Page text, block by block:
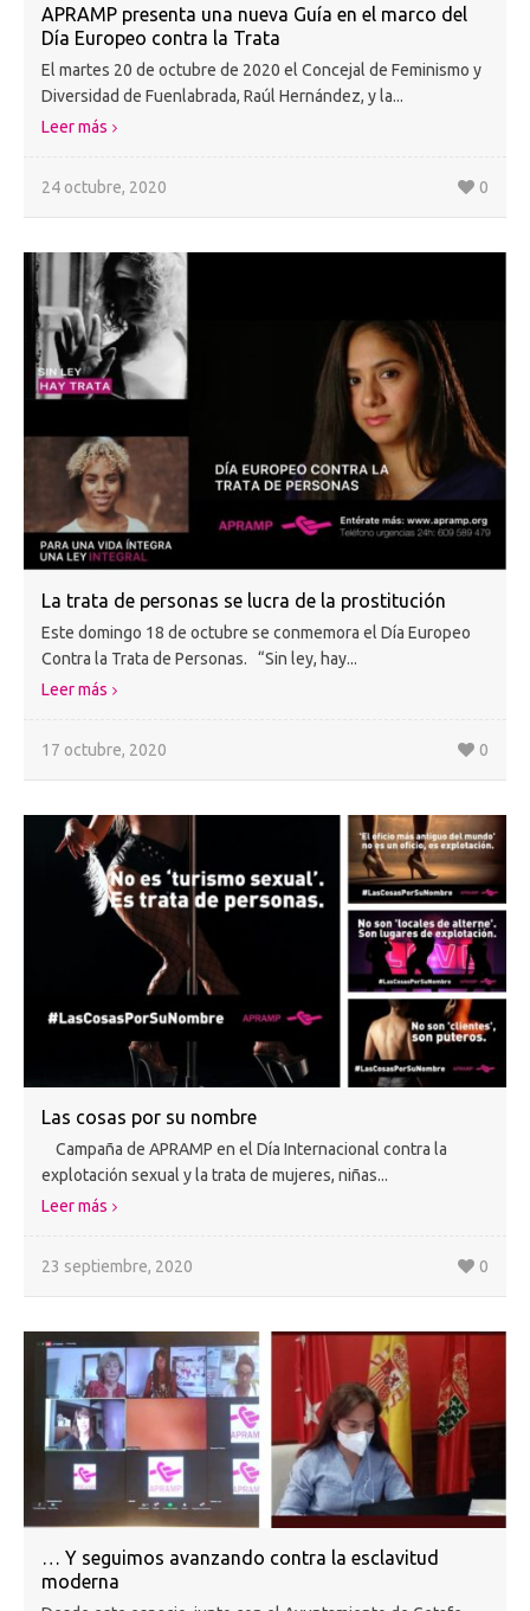
APRAMP presenta una nueva Guía en el marco del
Día Europeo contra la Trata
El martes 20 de octubre de 2020 el Concejal de Feminismo y
Diversidad de Fuenlabrada, Raúl Hernández, y la...
Leer más
24 octubre, 2020 0
La trata de personas se lucra de la prostitución
Este domingo 18 de octubre se conmemora el Día Europeo
Contra la Trata de Personas. “Sin ley, hay...
Leer más
17 octubre, 2020 0
Las cosas por su nombre
Campaña de APRAMP en el Día Internacional contra la
explotación sexual y la trata de mujeres, niñas...
Leer más
23 septiembre, 2020 0
… Y seguimos avanzando contra la esclavitud
moderna